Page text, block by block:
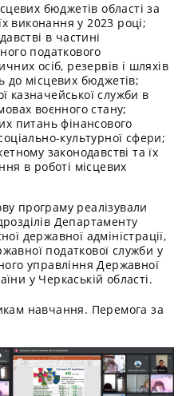
бюджетів області за
виконання у 2023 році;
в частині
податкового
осіб, резервів і шляхів
до місцевих бюджетів;
казначейської служби в
воєнного стану;
питань фінансового
культурної сфери;
законодавстві та їх
в роботі місцевих
програму реалізували
Департаменту
державної адміністрації,
податкової служби у
управління Державної
у Черкаській області.
навчання. Перемога за